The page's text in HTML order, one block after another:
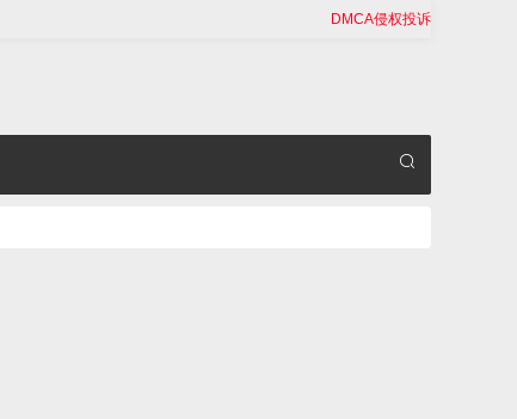
DMCA侵权投诉